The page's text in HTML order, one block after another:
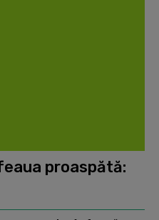
proaspătă: